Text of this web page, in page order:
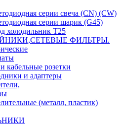
серии свеча (CN) (CW)
серии шарик (G45)
холодильник T25
ФИЛЬТРЫ.
кабельные розетки
и адаптеры
(металл, пластик)